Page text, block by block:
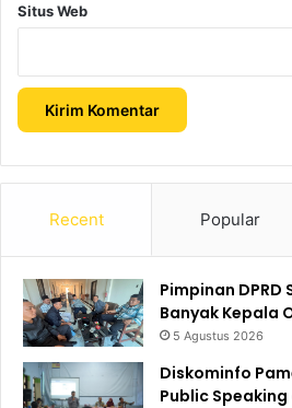
Situs Web
Recent Popular
Pimpinan DPRD
Banyak Kepala
5 Agustus 2026
Diskominfo
Public